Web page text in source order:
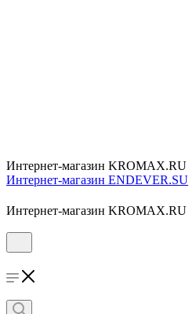
Интернет-магазин KROMAX.RU
Интернет-магазин ENDEVER.SU
Интернет-магазин KROMAX.RU